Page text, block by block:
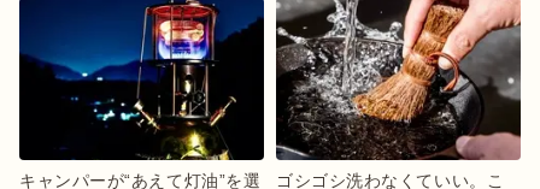
キャンパーが“あえて灯油”を選
ゴシゴシ洗わなくていい。こ